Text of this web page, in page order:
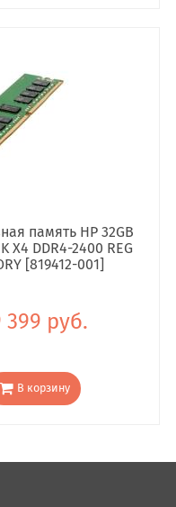
память HP 32GB
X4 DDR4-2400 REG
[819412-001]
399 руб.
В корзину